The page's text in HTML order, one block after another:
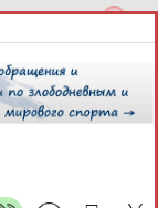
года,